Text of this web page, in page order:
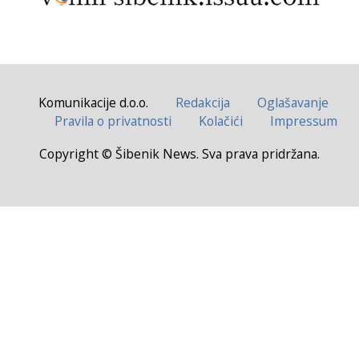
Komunikacije d.o.o. Redakcija
Oglašavanje
Pravila o privatnosti
Kolačići
Impressum
Copyright © Šibenik News. Sva prava pridržana.